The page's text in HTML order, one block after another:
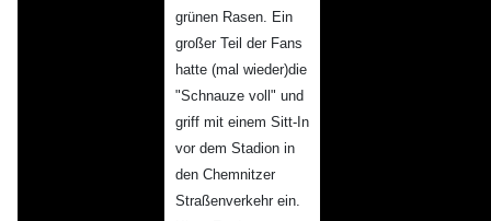
grünen Rasen. Ein
großer Teil der Fans
hatte (mal wieder)die
"Schnauze voll" und
griff mit einem Sitt-In
vor dem Stadion in
den Chemnitzer
Straßenverkehr ein.